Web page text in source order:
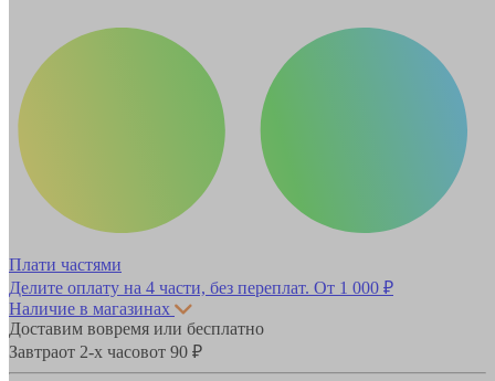
Плати частями
Делите оплату на 4 части, без переплат. От 1 000 ₽
Наличие в магазинах
Доставим вовремя или бесплатно
Завтраот 2-х часовот 90 ₽